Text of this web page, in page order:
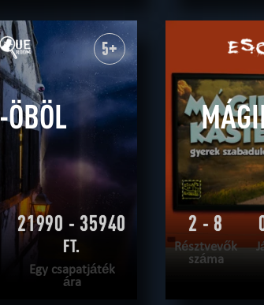
| TELJESÍTVE 5+
21990 - 35940
FT.
Egy csapatjáték
ára
2 - 8
Résztvevők
száma